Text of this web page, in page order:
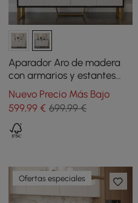
Aparador Aro de madera
con armarios y estantes
regulables 150 cm blanco y
negro
Nuevo Precio Más Bajo
599,99 € 699,99 €
Ofertas especiales